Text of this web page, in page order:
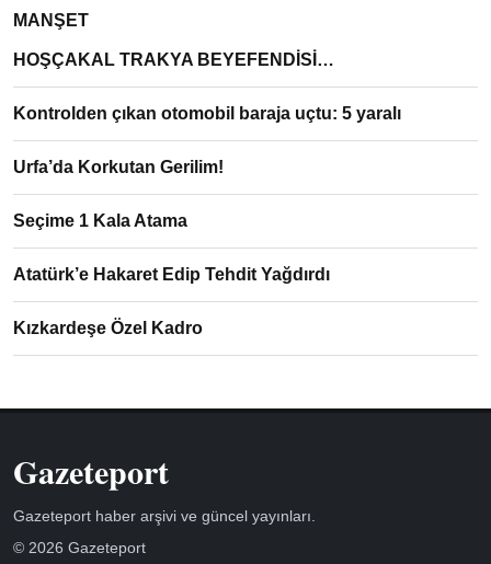
MANŞET
HOŞÇAKAL TRAKYA BEYEFENDİSİ…
Kontrolden çıkan otomobil baraja uçtu: 5 yaralı
Urfa’da Korkutan Gerilim!
Seçime 1 Kala Atama
Atatürk’e Hakaret Edip Tehdit Yağdırdı
Kızkardeşe Özel Kadro
Gazeteport
Gazeteport haber arşivi ve güncel yayınları.
© 2026 Gazeteport